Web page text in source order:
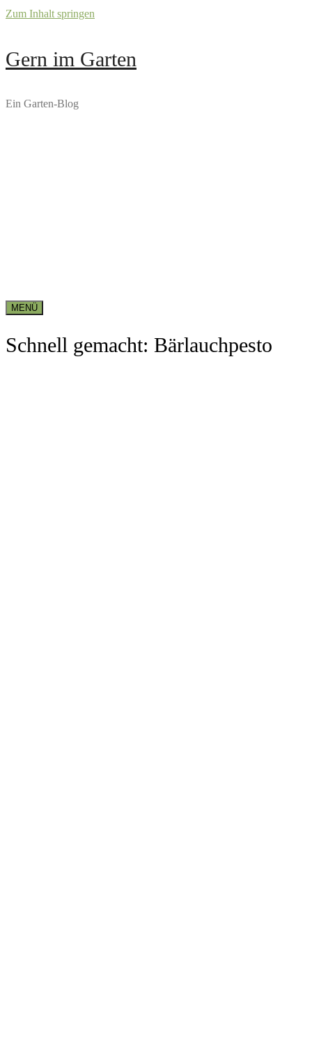
Zum Inhalt springen
Gern im Garten
Ein Garten-Blog
MENÜ
Schnell gemacht: Bärlauchpesto